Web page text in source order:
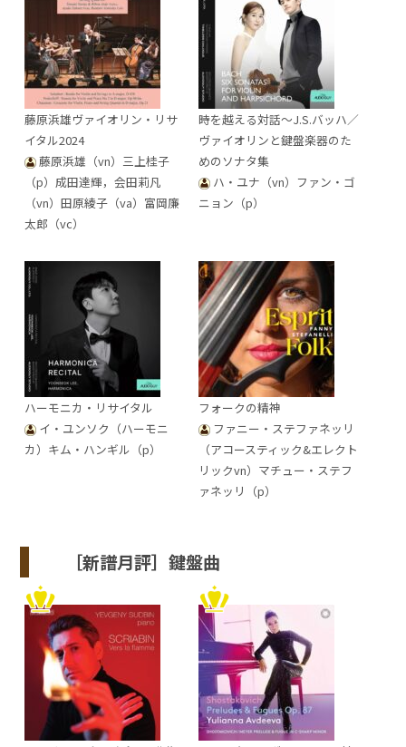
藤原浜雄ヴァイオリン・リサ
イタル2024
藤原浜雄（vn）三上桂子
（p）成田達輝，会田莉凡
（vn）田原綾子（va）富岡廉
太郎（vc）
時を越える対話～J.S.バッハ／
ヴァイオリンと鍵盤楽器のた
めのソナタ集
ハ・ユナ（vn）ファン・ゴ
ニョン（p）
ハーモニカ・リサイタル
イ・ユンソク（ハーモニ
カ）キム・ハンギル（p）
フォークの精神
ファニー・ステファネッリ
（アコースティック&エレクト
リックvn）マチュー・ステフ
ァネッリ（p）
［新譜月評］鍵盤曲